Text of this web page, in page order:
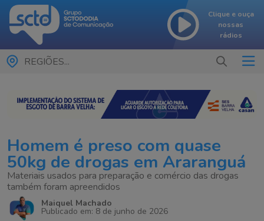
Clique e ouça
nossas
rádios
REGIÕES...
Homem é preso com quase
50kg de drogas em Araranguá
Materiais usados para preparação e comércio das drogas
também foram apreendidos
Maiquel Machado
Publicado em: 8 de junho de 2026